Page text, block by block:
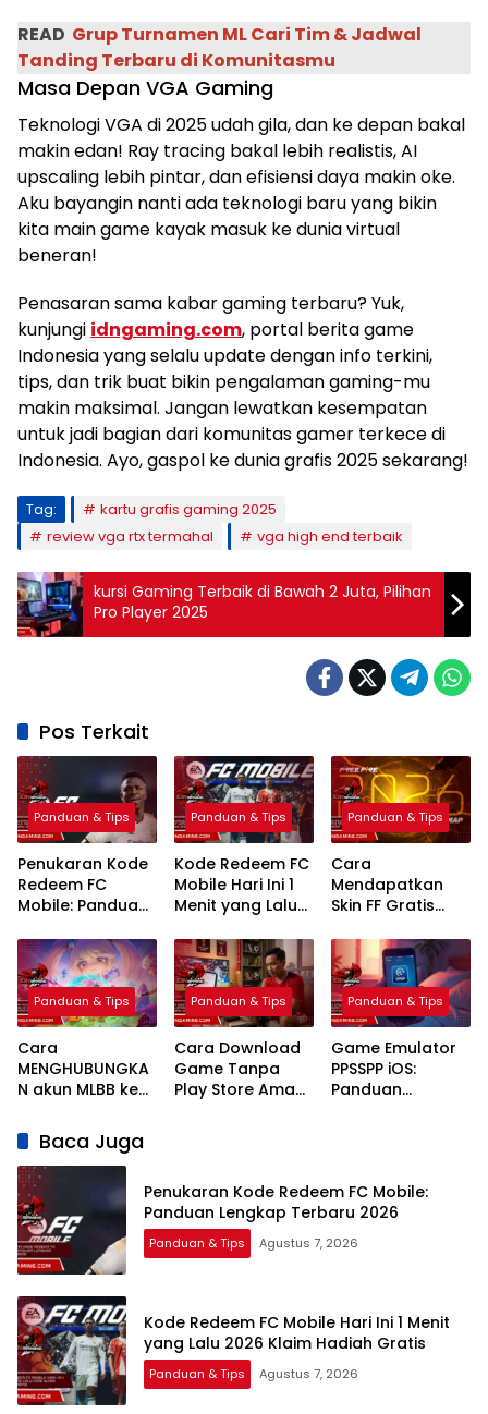
READ Grup Turnamen ML Cari Tim & Jadwal
Tanding Terbaru di Komunitasmu
Masa Depan VGA Gaming
Teknologi VGA di 2025 udah gila, dan ke depan bakal
makin edan! Ray tracing bakal lebih realistis, AI
upscaling lebih pintar, dan efisiensi daya makin oke.
Aku bayangin nanti ada teknologi baru yang bikin
kita main game kayak masuk ke dunia virtual
beneran!
Penasaran sama kabar gaming terbaru? Yuk,
kunjungi idngaming.com, portal berita game
Indonesia yang selalu update dengan info terkini,
tips, dan trik buat bikin pengalaman gaming-mu
makin maksimal. Jangan lewatkan kesempatan
untuk jadi bagian dari komunitas gamer terkece di
Indonesia. Ayo, gaspol ke dunia grafis 2025 sekarang!
Tag:
kartu grafis gaming 2025
review vga rtx termahal
vga high end terbaik
kursi Gaming Terbaik di Bawah 2 Juta, Pilihan
Pro Player 2025
Pos Terkait
Panduan & Tips
Penukaran Kode
Redeem FC
Mobile: Panduan
2026
Panduan & Tips
Kode Redeem FC
Mobile Hari Ini 1
Menit yang Lalu
Hadiah Gratis
Panduan & Tips
Cara
Mendapatkan
Skin FF Gratis
Panduan
Lengkap dan
Legal
Panduan & Tips
Cara
MENGHUBUNGKA
N akun MLBB ke
Sinkronisasi Data
Game
Panduan & Tips
Cara Download
Game Tanpa
Play Store Aman
Panduan & Tips
Game Emulator
PPSSPP iOS:
Panduan
Baca Juga
Penukaran Kode Redeem FC Mobile:
Panduan Lengkap Terbaru 2026
Panduan & Tips Agustus 7, 2026
Kode Redeem FC Mobile Hari Ini 1 Menit
yang Lalu 2026 Klaim Hadiah Gratis
Panduan & Tips Agustus 7, 2026